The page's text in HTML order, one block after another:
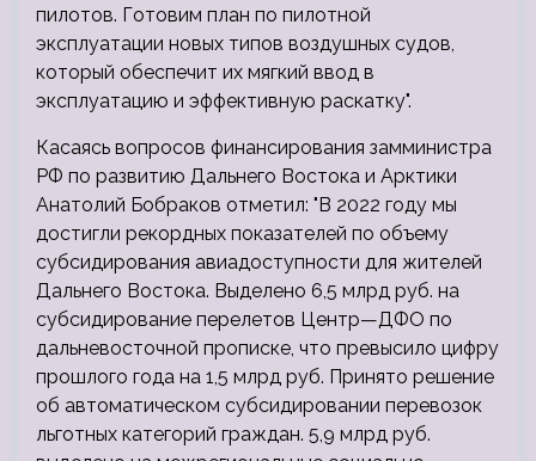
пилотов. Готовим план по пилотной
эксплуатации новых типов воздушных судов,
который обеспечит их мягкий ввод в
эксплуатацию и эффективную раскатку".
Касаясь вопросов финансирования замминистра
РФ по развитию Дальнего Востока и Арктики
Анатолий Бобраков отметил: "В 2022 году мы
достигли рекордных показателей по объему
субсидирования авиадоступности для жителей
Дальнего Востока. Выделено 6,5 млрд руб. на
субсидирование перелетов Центр—ДФО по
дальневосточной прописке, что превысило цифру
прошлого года на 1,5 млрд руб. Принято решение
об автоматическом субсидировании перевозок
льготных категорий граждан. 5,9 млрд руб.